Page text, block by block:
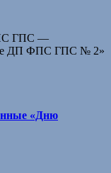
ГПС —
ДП ФПС ГПС № 2»
«Дню